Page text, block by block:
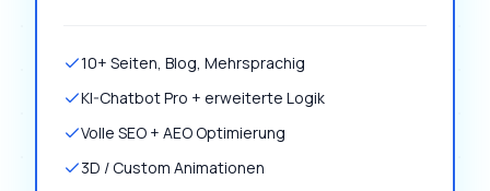
10+ Seiten, Blog, Mehrsprachig
KI-Chatbot Pro + erweiterte Logik
Volle SEO + AEO Optimierung
3D / Custom Animationen